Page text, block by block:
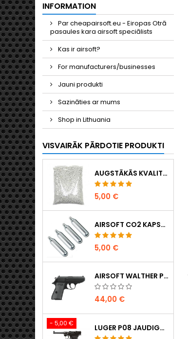
INFORMATION
Par cheapairsoft.eu - Eiropas Otrā
pasaules kara airsoft speciālists
Kas ir airsoft?
For manufacturers/businesses
Jauni produkti
Sazināties ar mums
Shop in Lithuania
VISVAIRĀK PĀRDOTIE PRODUKTI
AUGSTĀKĀS KVALITĀTES 6 MM AIRSOFT LODĪTES 0,20 G – 1000 GAB., NEAIZĶERAS, PRECĪZA ŠAUŠANA
5,00 €
AIRSOFT CO2 KAPSULAS 12 G, 5 GAB. IEPAKOJUMĀ – RAŽOTAS UNGĀRIJĀ, ES, AUGSTĀKĀ KVALITĀTE
5,00 €
AIRSOFT WALTHER PPK/S ATSPERU PISTOLE
44,00 €
- 5,00 € LUGER P08 JAUDIGA PILNMETALA CO2 AIRSOFT PISTOLE - UMAREX LEGENDS